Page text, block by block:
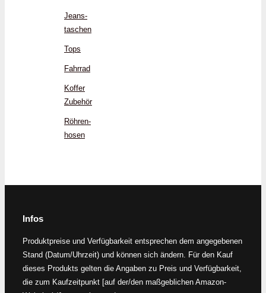
Jeans­
taschen
Tops
Fahrrad
Koffer
Zubehör
Röhren­
hosen
Infos
Produktpreise und Verfügbarkeit entsprechen dem angegebenen
Stand (Datum/Uhrzeit) und können sich ändern. Für den Kauf
dieses Produkts gelten die Angaben zu Preis und Verfügbarkeit,
die zum Kaufzeitpunkt [auf der/den maßgeblichen Amazon-